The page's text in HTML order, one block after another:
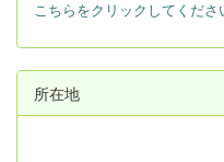
こちらをクリックしてくださ
所在地